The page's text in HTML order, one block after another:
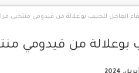
العاجل للحبيب بوعلالة من قيدومي منتخبي
بوعلالة من قيدومي